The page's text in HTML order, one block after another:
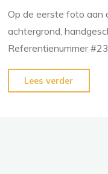
Op de eerste foto aan
achtergrond,
Referentienummer #23
Lees verder